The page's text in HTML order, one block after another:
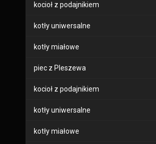
kocioł z podajnikiem
kotły uniwersalne
kotły miałowe
piec z Pleszewa
kocioł z podajnikiem
kotły uniwersalne
kotły miałowe